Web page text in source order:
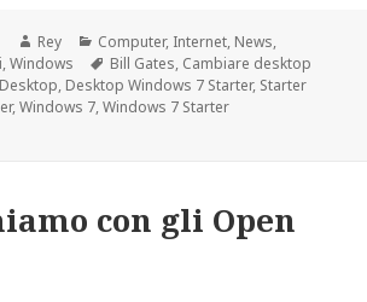
Autore
Rey Categorie
Computer, Internet, News,
,Windows Tag
Bill Gates, Cambiare desktop
Desktop, Desktop Windows 7 Starter, Starter
,Windows 7,Windows 7 Starter
con gli Open